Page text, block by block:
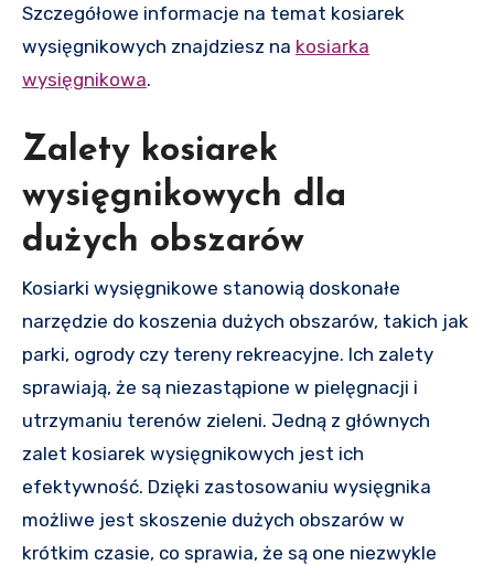
Szczegółowe informacje na temat kosiarek
wysięgnikowych znajdziesz na kosiarka
wysięgnikowa.
Zalety kosiarek
wysięgnikowych dla
dużych obszarów
Kosiarki wysięgnikowe stanowią doskonałe
narzędzie do koszenia dużych obszarów, takich jak
parki, ogrody czy tereny rekreacyjne. Ich zalety
sprawiają, że są niezastąpione w pielęgnacji i
utrzymaniu terenów zieleni. Jedną z głównych
zalet kosiarek wysięgnikowych jest ich
efektywność. Dzięki zastosowaniu wysięgnika
możliwe jest skoszenie dużych obszarów w
krótkim czasie, co sprawia, że są one niezwykle